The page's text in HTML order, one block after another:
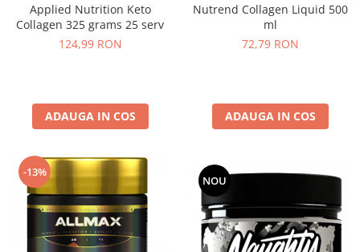
Applied Nutrition Keto
Collagen 325 grams 25 serv
124,99 RON
ADAUGA IN COS
Nutrend Collagen Liquid 500
ml
72,79 RON
ADAUGA IN COS
-13%
NOU